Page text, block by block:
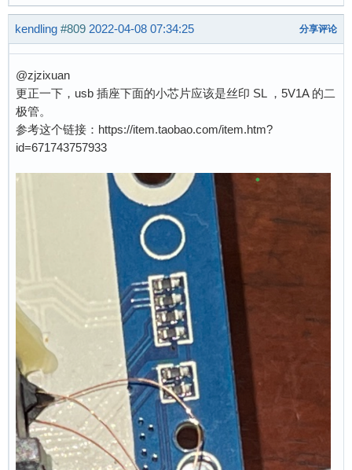
kendling #809 2022-04-08 07:34:25 分享评论
@zjzixuan
更正一下，usb 插座下面的小芯片应该是丝印 SL ，5V1A 的二
极管。
参考这个链接：https://item.taobao.com/item.htm?
id=671743757933